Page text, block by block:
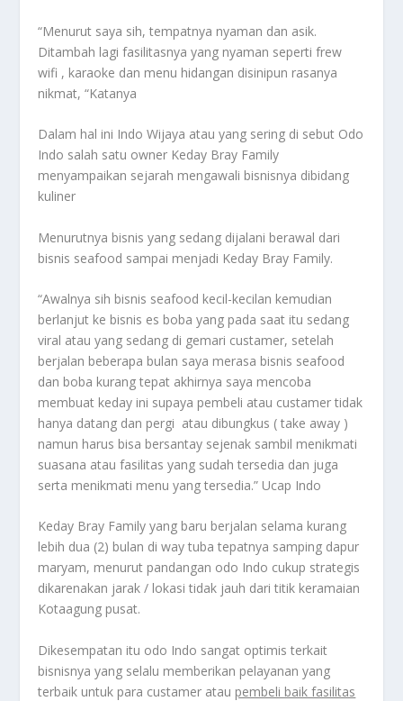
“Menurut saya sih, tempatnya nyaman dan asik.
Ditambah lagi fasilitasnya yang nyaman seperti frew
wifi , karaoke dan menu hidangan disinipun rasanya
nikmat, “Katanya
Dalam hal ini Indo Wijaya atau yang sering di sebut Odo
Indo salah satu owner Keday Bray Family
menyampaikan sejarah mengawali bisnisnya dibidang
kuliner
Menurutnya bisnis yang sedang dijalani berawal dari
bisnis seafood sampai menjadi Keday Bray Family.
“Awalnya sih bisnis seafood kecil-kecilan kemudian
berlanjut ke bisnis es boba yang pada saat itu sedang
viral atau yang sedang di gemari custamer, setelah
berjalan beberapa bulan saya merasa bisnis seafood
dan boba kurang tepat akhirnya saya mencoba
membuat keday ini supaya pembeli atau custamer tidak
hanya datang dan pergi atau dibungkus ( take away )
namun harus bisa bersantay sejenak sambil menikmati
suasana atau fasilitas yang sudah tersedia dan juga
serta menikmati menu yang tersedia.” Ucap Indo
Keday Bray Family yang baru berjalan selama kurang
lebih dua (2) bulan di way tuba tepatnya samping dapur
maryam, menurut pandangan odo Indo cukup strategis
dikarenakan jarak / lokasi tidak jauh dari titik keramaian
Kotaagung pusat.
Dikesempatan itu odo Indo sangat optimis terkait
bisnisnya yang selalu memberikan pelayanan yang
terbaik untuk para custamer atau pembeli baik fasilitas